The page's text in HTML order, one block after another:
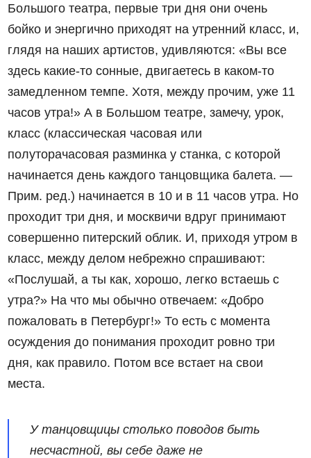
Большого театра, первые три дня они очень
бойко и энергично приходят на утренний класс, и,
глядя на наших артистов, удивляются: «Вы все
здесь какие-то сонные, двигаетесь в каком-то
замедленном темпе. Хотя, между прочим, уже 11
часов утра!» А в Большом театре, замечу, урок,
класс (классическая часовая или
полуторачасовая разминка у станка, с которой
начинается день каждого танцовщика балета. —
Прим. ред.) начинается в 10 и в 11 часов утра. Но
проходит три дня, и москвичи вдруг принимают
совершенно питерский облик. И, приходя утром в
класс, между делом небрежно спрашивают:
«Послушай, а ты как, хорошо, легко встаешь с
утра?» На что мы обычно отвечаем: «Добро
пожаловать в Петербург!» То есть с момента
осуждения до понимания проходит ровно три
дня, как правило. Потом все встает на свои
места.
У танцовщицы столько поводов быть
несчастной, вы себе даже не